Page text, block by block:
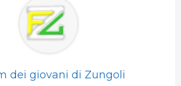
dei giovani di Zungoli